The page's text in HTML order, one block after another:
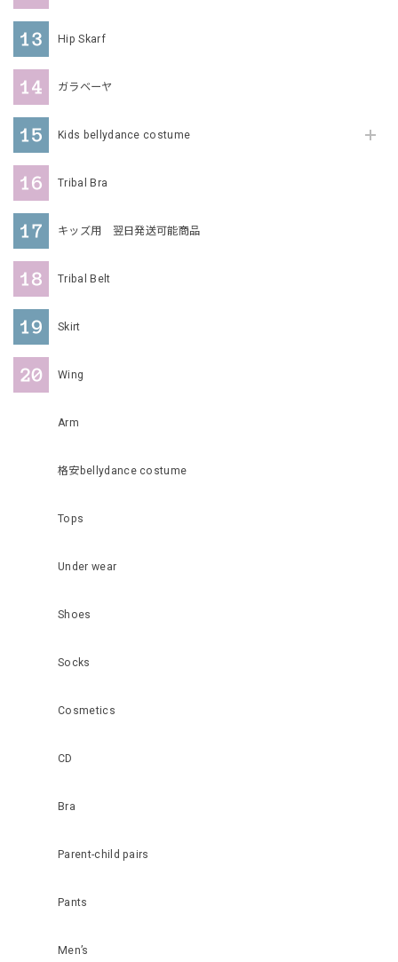
Hip Skarf
ガラベーヤ
Kids bellydance costume
Tribal Bra
キッズ用 翌日発送可能商品
Tribal Belt
Skirt
Wing
Arm
格安bellydance costume
Tops
Under wear
Shoes
Socks
Cosmetics
CD
Bra
Parent-child pairs
Pants
Men’s